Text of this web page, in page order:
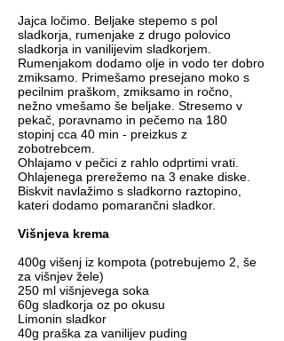
Jajca ločimo. Beljake stepemo s pol
sladkorja, rumenjake z drugo polovico
sladkorja in vanilijevim sladkorjem.
Rumenjakom dodamo olje in vodo ter dobro
zmiksamo. Primešamo presejano moko s
pecilnim praškom, zmiksamo in ročno,
nežno vmešamo še beljake. Stresemo v
pekač, poravnamo in pečemo na 180
stopinj cca 40 min - preizkus z
zobotrebcem.
Ohlajamo v pečici z rahlo odprtimi vrati.
Ohlajenega prerežemo na 3 enake diske.
Biskvit navlažimo s sladkorno raztopino,
kateri dodamo pomarančni sladkor.
Višnjeva krema
400g višenj iz kompota (potrebujemo 2, še
za višnjev žele)
250 ml višnjevega soka
60g sladkorja oz po okusu
Limonin sladkor
40g praška za vanilijev puding